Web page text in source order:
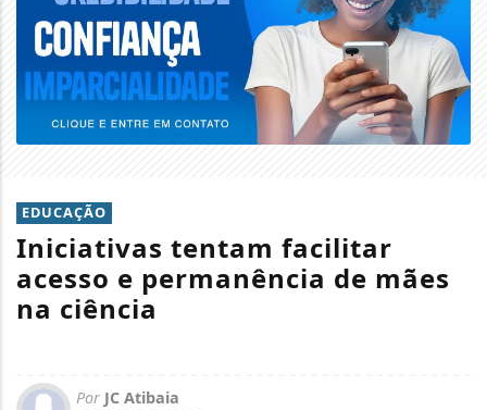
EDUCAÇÃO
Iniciativas tentam facilitar
acesso e permanência de mães
na ciência
Por JC Atibaia